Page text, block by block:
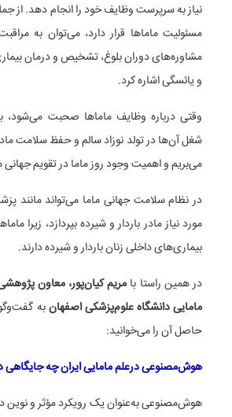
نیاز به سرپرست وظایف خود را انجام دهد. از
مسئولیت ماماها قرار دارد، می‌توان به
مشاوره‌های دوران بلوغ، تشخیص و درمان
و یائسگی اشاره کرد.
وقتی درباره وظایف ماماها صحبت می‌شود،
شغل آن‌ها در تولد نوزاد سالم و حفظ سلامت
می‌بریم و اهمیت وجود روز ماما در تقویم
در نظام سلامت جهانی ماما می‌تواند مانند
مورد نیاز مادر باردار و شیرده بپردازد، زیرا
بیماری‌های داخلی زنان باردار و شیرده دارند.
در همین راستا با مریم کیان‌پور، معاون
مامایی دانشگاه علوم‌پزشکی اصفهانبه
حاصل آن را می‌خوانید:
هوش‌مصنوعی درعلم مامایی ایران چه جایگاهی
هوش‌مصنوعی به‌عنوان یک رویکرد مؤثر و نوین